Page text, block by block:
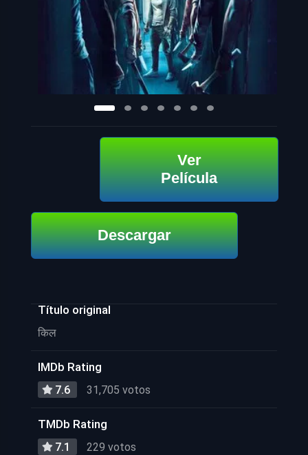
Ver
Película
Descargar
Título original
किल
IMDb Rating
7.6 31,705 votos
TMDb Rating
7.1 229 votos